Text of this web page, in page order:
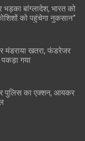
बांग्लादेश, भारत को
को पहुंचेगा नुकसान”
मंडराया खतरा, फंडरेजर
गया
पुलिस का एक्शन, आयकर